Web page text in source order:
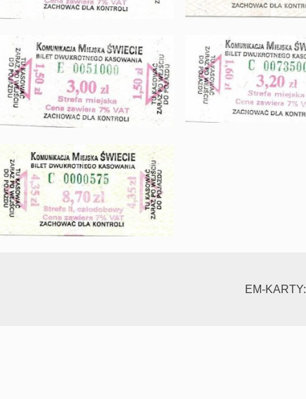
EM-KARTY: